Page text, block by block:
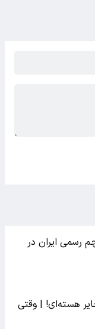
رسمی ایران در
هسته‌ای! | وقتی